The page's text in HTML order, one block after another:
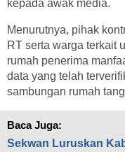
kepada awak media.
Menurutnya, pihak
RT serta warga terkait
rumah penerima
data yang telah
sambungan rumah
Baca Juga:
Sekwan Luruskan